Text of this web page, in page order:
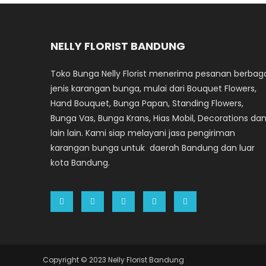
NELLY FLORIST BANDUNG
Toko Bunga Nelly Florist menerima pesanan
jenis karangan bunga, mulai dari Bouquet Flowers,
Hand Bouquet, Bunga Papan, Standing Flowers,
Bunga Vas, Bunga Krans, Hias Mobil, Decorations dan
lain lain. Kami siap melayani jasa pengiriman
karangan bunga untuk daerah Bandung dan luar
kota Bandung.
Copyright © 2023 Nelly Florist Bandung